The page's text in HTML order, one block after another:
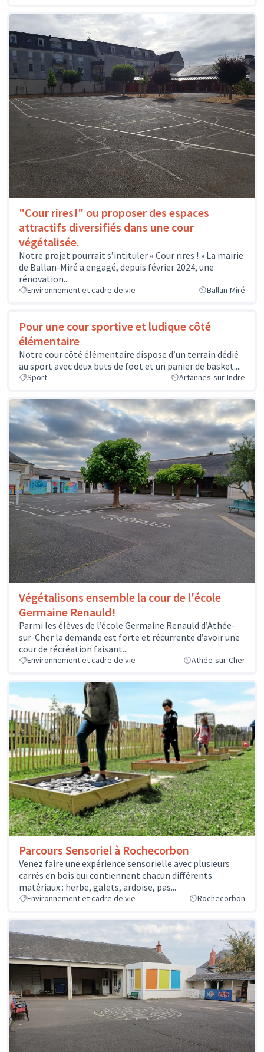
"Cour rires!" ou proposer des espaces
attractifs diversifiés dans une cour
végétalisée.
Notre projet pourrait s’intituler « Cour rires ! » La mairie
de Ballan-Miré a engagé, depuis février 2024, une
rénovation...
Environnement et cadre de vie Ballan-Miré
Pour une cour sportive et ludique côté
élémentaire
Notre cour côté élémentaire dispose d’un terrain dédié
au sport avec deux buts de foot et un panier de basket....
Sport Artannes-sur-Indre
Végétalisons ensemble la cour de l'école
Germaine Renauld!
Parmi les élèves de l’école Germaine Renauld d’Athée-
sur-Cher la demande est forte et récurrente d’avoir une
cour de récréation faisant...
Environnement et cadre de vie Athée-sur-Cher
Parcours Sensoriel à Rochecorbon
Venez faire une expérience sensorielle avec plusieurs
carrés en bois qui contiennent chacun différents
matériaux : herbe, galets, ardoise, pas...
Environnement et cadre de vie Rochecorbon